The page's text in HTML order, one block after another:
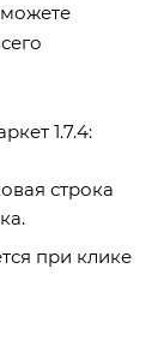
можете
1.7.4:
строка
при клике